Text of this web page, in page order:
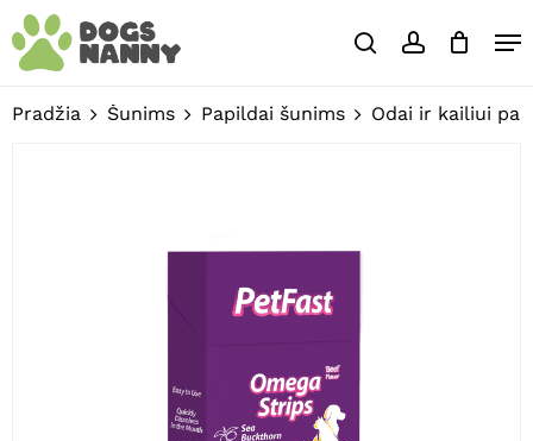
Skip
to
main
searchaccount
Krepšelis
Cart
Pradžia Šunims Papildai šunims Odai ir kailiui
Menu